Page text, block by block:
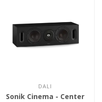
DALI
Sonik Cinema - Center